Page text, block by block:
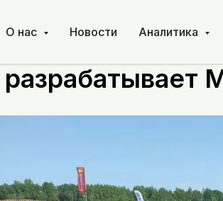
О нас Новости Аналитика
порядок